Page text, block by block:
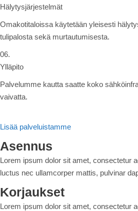
Hälytysjärjestelmät
Omakotitaloissa käytetään yleisesti
tulipalosta sekä murtautumisesta.
06.
Ylläpito
Palvelumme kautta saatte koko
vaivatta.
Lisää palveluistamme
Asennus
Lorem ipsum dolor sit amet, consectetur
luctus nec ullamcorper mattis, pulvinar
Korjaukset
Lorem ipsum dolor sit amet, consectetur